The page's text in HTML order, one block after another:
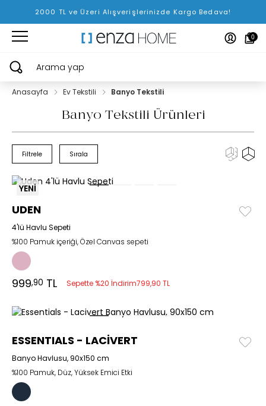
2000 TL ve Üzeri Alışverişlerinizde Kargo Bedava!
0
Arama yap
Anasayfa Ev Tekstili Banyo Tekstili
Banyo Tekstili Ürünleri
Filtrele Sırala
YENİ
UDEN
4'lü Havlu Sepeti
%100 Pamuk içeriği, Özel Canvas sepeti
999,90 TL Sepette %20 İndirim799,90 TL
ESSENTIALS - LACİVERT
Banyo Havlusu, 90x150 cm
%100 Pamuk, Düz, Yüksek Emici Etki